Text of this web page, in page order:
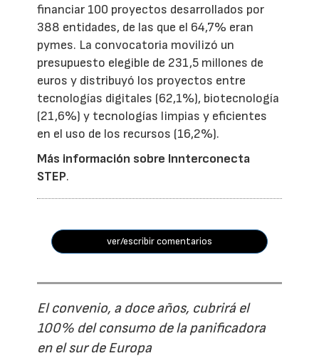
financiar 100 proyectos desarrollados por
388 entidades, de las que el 64,7% eran
pymes. La convocatoria movilizó un
presupuesto elegible de 231,5 millones de
euros y distribuyó los proyectos entre
tecnologías digitales (62,1%), biotecnología
(21,6%) y tecnologías limpias y eficientes
en el uso de los recursos (16,2%).
Más información sobre Innterconecta
STEP.
ver/escribir comentarios
El convenio, a doce años, cubrirá el
100% del consumo de la panificadora
en el sur de Europa